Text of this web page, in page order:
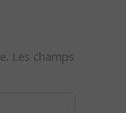
Les champs